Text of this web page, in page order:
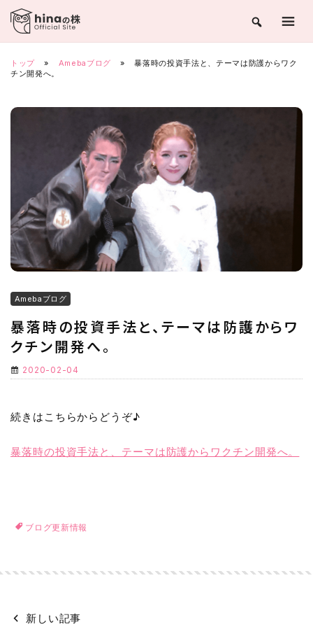
Skip
content
トップ » Amebaブログ »
暴落時の投資手法と、テーマは防護からワク
チン開発へ。
Amebaブログ
暴落時の投資手法と、テーマは防護からワ
クチン開発へ。
2020-02-04
続きはこちらからどうぞ♪
暴落時の投資手法と、テーマは防護からワクチン開発へ。
ブログ更新情報
新しい記事